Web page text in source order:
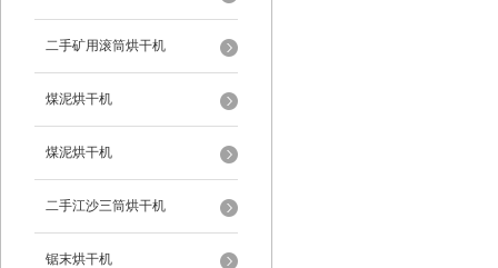
二手矿用滚筒烘干机
煤泥烘干机
煤泥烘干机
二手江沙三筒烘干机
锯末烘干机